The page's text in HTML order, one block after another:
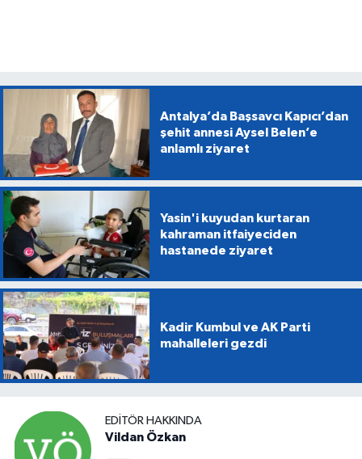
Antalya’da Başsavcı Kapıcı’dan
şehit annesi Aysel Belen’e
anlamlı ziyaret
Yasin'i kuyudan kurtaran
kahraman itfaiyeciden
hastanede ziyaret
Kadir Kumbul ve AK Parti
mahalleleri gezdi
EDITÖR HAKKINDA
Vildan Özkan